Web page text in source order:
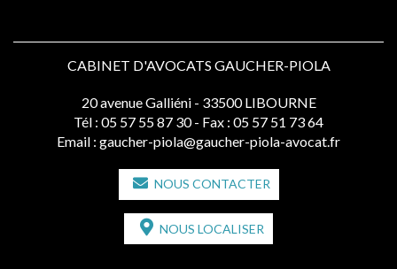
CABINET D'AVOCATS GAUCHER-PIOLA
20 avenue Galliéni - 33500 LIBOURNE
Tél : 05 57 55 87 30 - Fax : 05 57 51 73 64
Email : gaucher-piola@gaucher-piola-avocat.fr
NOUS CONTACTER
NOUS LOCALISER